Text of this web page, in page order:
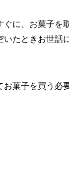
ぐに、お菓子を
たときお世話
お菓子を買う必